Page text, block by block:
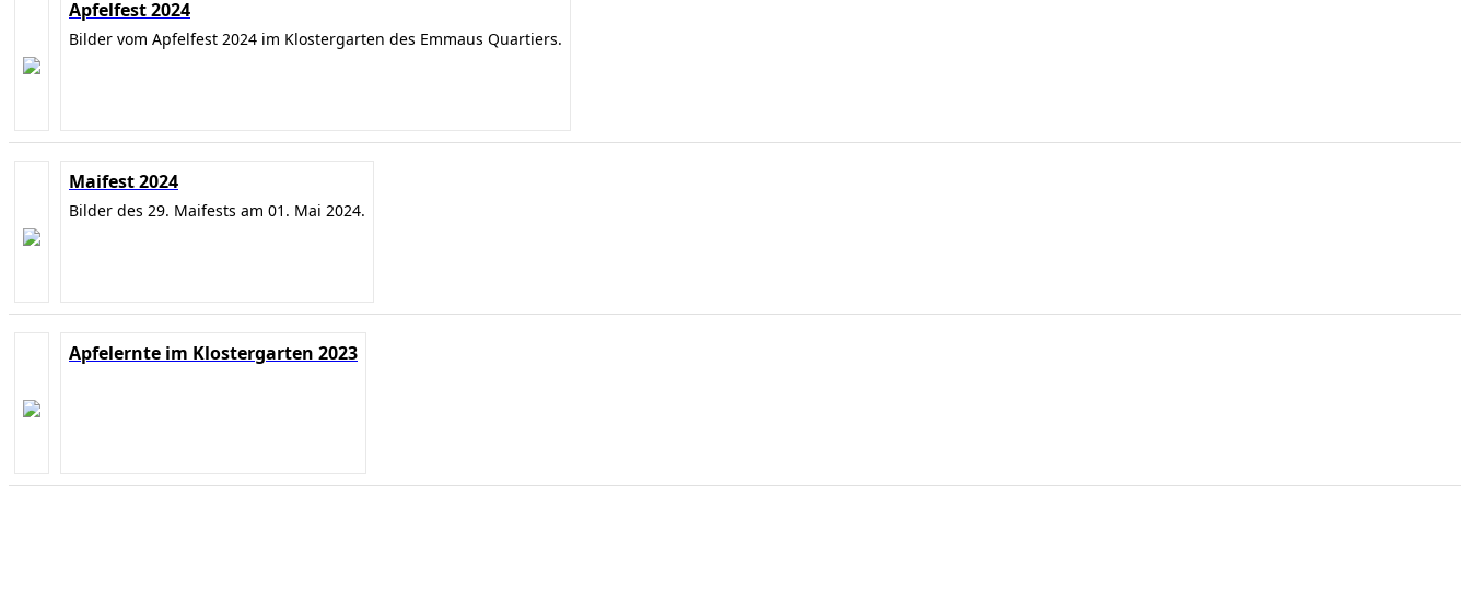
Apfelfest 2024
Bilder vom Apfelfest 2024 im Klostergarten des Emmaus Quartiers.
Maifest 2024
Bilder des 29. Maifests am 01. Mai 2024.
Apfelernte im Klostergarten 2023